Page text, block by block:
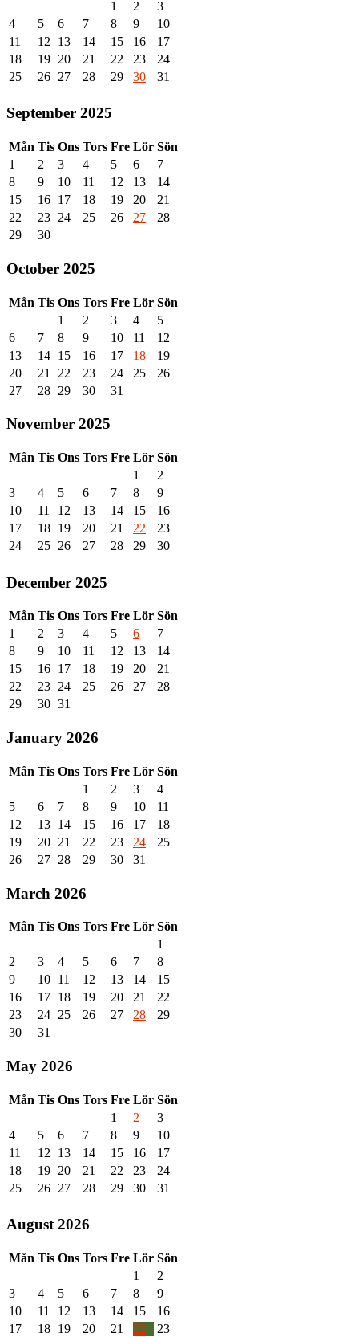
1 2
3
4
5 6 7 8 9
10
11
12 13 14 15 16
17
18
19 20 21 22 23
24
25
26 27 28 29 30 31
September 2025
Mån Tis Ons Tors Fre Lör Sön
1
2 3 4 5 6
7
8
9 10 11 12 13
14
15
16 17 18 19 20
21
22
23 24 25 26 27
28
29
30
October 2025
Mån Tis Ons Tors Fre Lör Sön
1
2 3 4
5
6
7 8 9 10 11
12
13
14 15 16 17 18
19
20
21 22 23 24 25
26
27
28 29 30 31
November 2025
Mån Tis Ons Tors Fre Lör Sön
1
2
3
4 5 6 7 8
9
10
11 12 13 14 15
16
17
18 19 20 21 22
23
24
25 26 27 28 29 30
December 2025
Mån Tis Ons Tors Fre Lör Sön
1
2 3 4 5 6
7
8
9 10 11 12 13
14
15
16 17 18 19 20
21
22
23 24 25 26 27
28
29
30 31
January 2026
Mån Tis Ons Tors Fre Lör Sön
1
2 3
4
5
6 7 8 9 10
11
12
13 14 15 16 17
18
19
20 21 22 23 24
25
26
27 28 29 30 31
March 2026
Mån Tis Ons Tors Fre Lör Sön
1
2
3 4 5 6 7
8
9
10 11 12 13 14
15
16
17 18 19 20 21
22
23
24 25 26 27 28
29
30
31
May 2026
Mån Tis Ons Tors Fre Lör Sön
1
2
3
4
5 6 7 8 9
10
11
12 13 14 15 16
17
18
19 20 21 22 23
24
25
26 27 28 29 30 31
August 2026
Mån Tis Ons Tors Fre Lör Sön
1
2
3
4 5 6 7 8
9
10
11 12 13 14 15
16
17
18 19 20 21 22
23